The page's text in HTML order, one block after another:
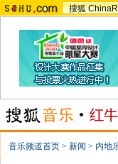
搜狐
音乐频道首页 > 新闻 > 内地